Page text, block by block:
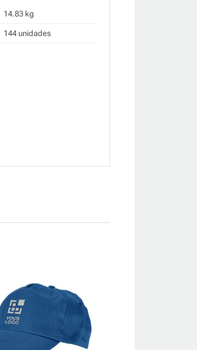
14.83 kg
144 unidades